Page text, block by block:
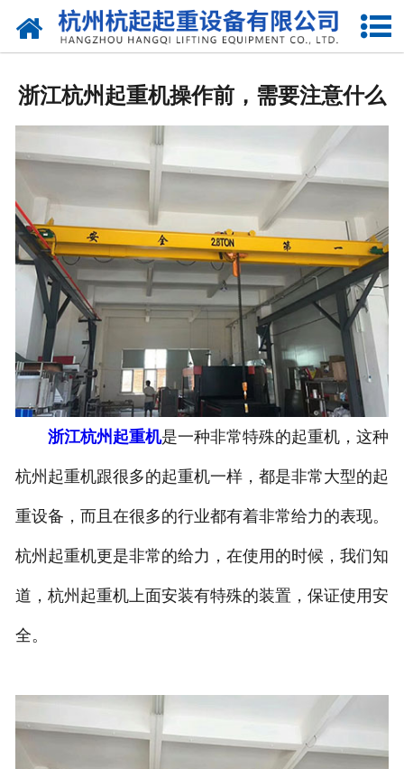
网站首页
合作伙伴
联系我们
浙江杭州起重机操作前，需要注意什么
浙江杭州起重机是一种非常特殊的起重机，这种
杭州起重机跟很多的起重机一样，都是非常大型的起
重设备，而且在很多的行业都有着非常给力的表现。
杭州起重机更是非常的给力，在使用的时候，我们知
道，杭州起重机上面安装有特殊的装置，保证使用安
全。